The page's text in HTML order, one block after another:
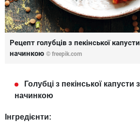
Рецепт голубців з пекінської
начинкою © freepik.com
Голубці з пекінської
начинкою
Інгредієнти: